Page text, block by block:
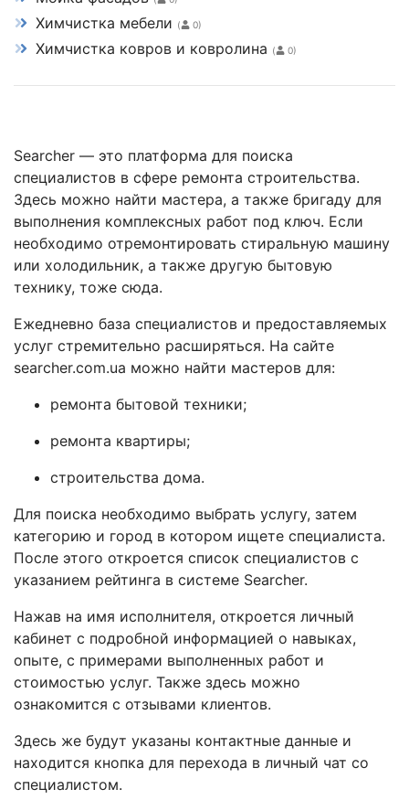
Химчистка мебели ( 0)
Химчистка ковров и ковролина ( 0)
Searcher — это платформа для поиска
специалистов в сфере ремонта строительства.
Здесь можно найти мастера, а также бригаду для
выполнения комплексных работ под ключ. Если
необходимо отремонтировать стиральную машину
или холодильник, а также другую бытовую
технику, тоже сюда.
Ежедневно база специалистов и предоставляемых
услуг стремительно расширяться. На сайте
searcher.com.ua можно найти мастеров для:
ремонта бытовой техники;
ремонта квартиры;
строительства дома.
Для поиска необходимо выбрать услугу, затем
категорию и город в котором ищете специалиста.
После этого откроется список специалистов с
указанием рейтинга в системе Searcher.
Нажав на имя исполнителя, откроется личный
кабинет с подробной информацией о навыках,
опыте, с примерами выполненных работ и
стоимостью услуг. Также здесь можно
ознакомится с отзывами клиентов.
Здесь же будут указаны контактные данные и
находится кнопка для перехода в личный чат со
специалистом.